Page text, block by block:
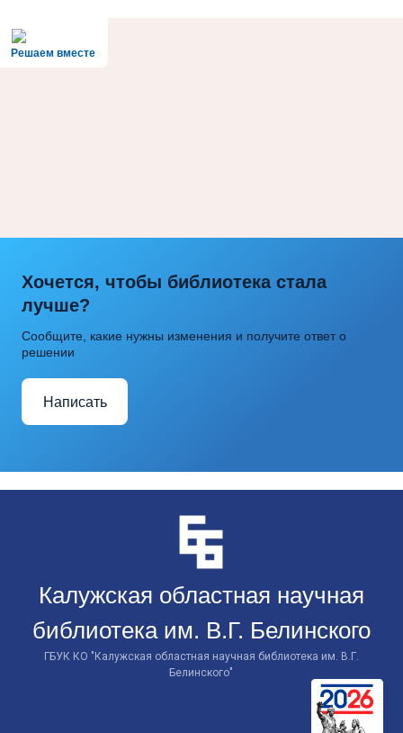
Решаем вместе
Хочется, чтобы библиотека стала
лучше?
Сообщите, какие нужны изменения и получите ответ о
решении
Написать
Калужская областная научная
библиотека им. В.Г. Белинского
ГБУК КО "Калужская областная научная библиотека им. В.Г.
Белинского"